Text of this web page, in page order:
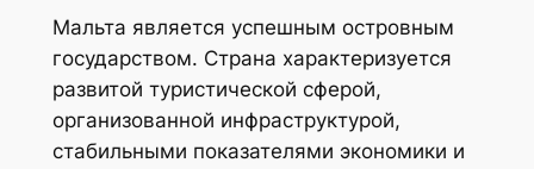
Мальта является успешным островным
государством. Страна характеризуется
развитой туристической сферой,
организованной инфраструктурой,
стабильными показателями экономики и